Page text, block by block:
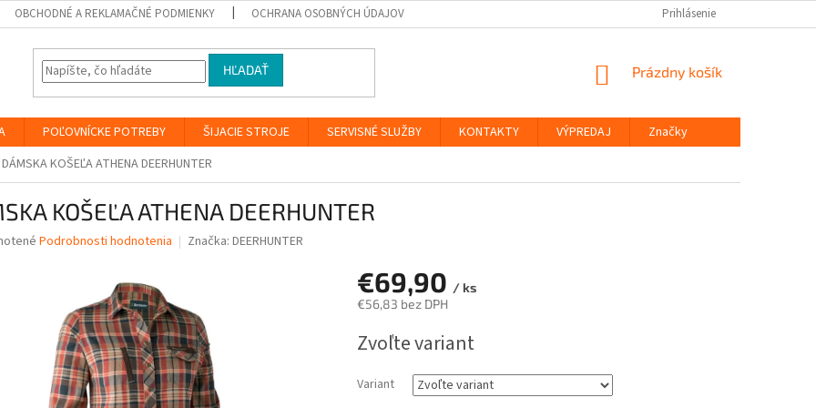
OBCHODNÉ A REKLAMAČNÉ PODMIENKY OCHRANA OSOBNÝCH ÚDAJOV Prihlásenie
HĽADAŤ
NÁKUPNÝ
Prázdny košík
POĽOVNÍCKE POTREBY ŠIJACIE STROJE SERVISNÉ SLUŽBY KONTAKTY VÝPREDAJ
Značky
DÁMSKA KOŠEĽA ATHENA DEERHUNTER
KOŠEĽA ATHENA DEERHUNTER
Podrobnosti hodnotenia Značka: DEERHUNTER
€69,90 / ks
€56,83 bez DPH
cena:
Zvoľte variant
Variant